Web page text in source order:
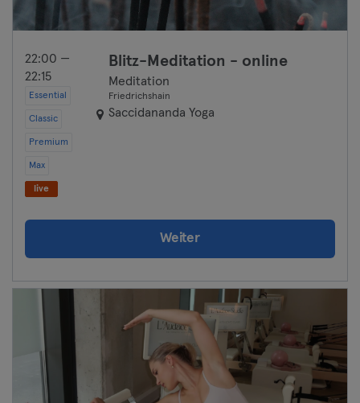
22:00 —
22:15
Essential
Classic
Premium
Max
live
Blitz-Meditation - online
Meditation
Friedrichshain
Saccidananda Yoga
Weiter